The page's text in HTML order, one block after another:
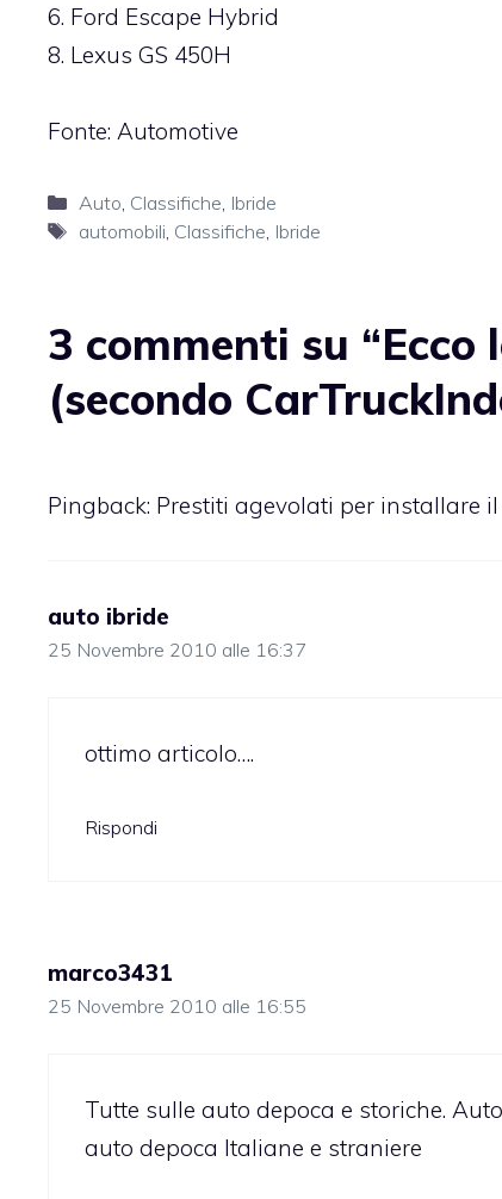
6. Ford Escape Hybrid
8. Lexus GS 450H
Fonte: Automotive
Categorie
Auto Classifiche Ibride
Tag
automobili Classifiche Ibride
3 commenti su
(secondo
Pingback: Prestiti agevolati per installare
auto ibride
25 Novembre 2010 alle 16:37
ottimo articolo….
Rispondi
marco3431
25 Novembre 2010 alle 16:55
Tutte sulle auto depoca e storiche.
auto depoca Italiane e straniere